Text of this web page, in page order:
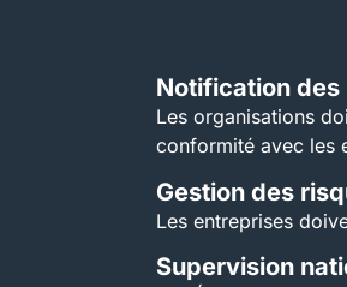
Notification
Les organisations
conformité avec les
Gestion des
Les entreprises
Supervision